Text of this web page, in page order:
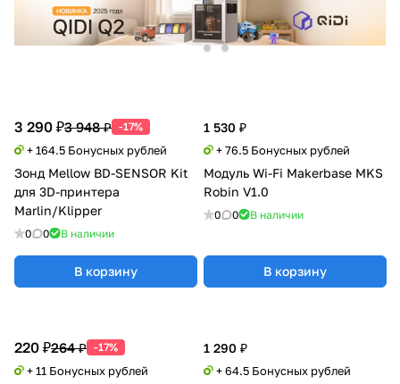
3 290 ₽3 948 ₽ -17%
+ 164.5 Бонусных рублей
Зонд Mellow BD-SENSOR Kit
для 3D-принтера
Marlin/Klipper
0 0 В наличии
В корзину
1 530 ₽
+ 76.5 Бонусных рублей
Модуль Wi-Fi Makerbase MKS
Robin V1.0
0 0 В наличии
В корзину
220 ₽264 ₽ -17%
+ 11 Бонусных рублей
1 290 ₽
+ 64.5 Бонусных рублей